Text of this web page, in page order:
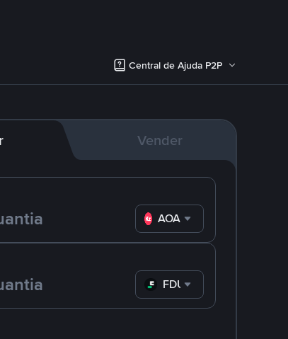
Central de Ajuda P2P
Vender
AOA
FDUSD